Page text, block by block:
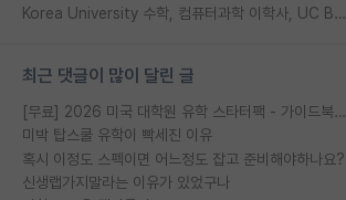
Korea University 수학, 컴퓨터과학 이학사, UC Berkeley 산업공학 대학원 공학박사가 되는 것은 쉽지 않겠죠?
최근 댓글이 많이 달린 글
[무료] 2026 미국 대학원 유학 스타터팩 - 가이드북 & 합격자 컨택메일 템플릿
미박 탑스쿨 유학이 빡세진 이유
혹시 이정도 스펙이면 어느정도 잡고 준비해야하나요?
신생랩가지말라는 이유가 있었구나